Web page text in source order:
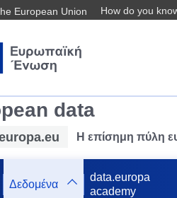
European Union How do you
data
Η επίσημη πύλη
Δεδομένα
data.europa
academy